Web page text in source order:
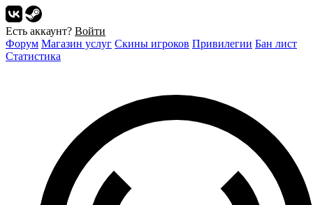
Есть аккаунт? Войти
Форум Магазин услуг Скины игроков Привилегии Бан лист
Статистика